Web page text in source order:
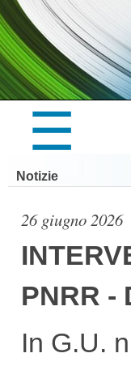
☰
×
LA
Notizie
26 giugno 2026
PNRR -
In G.U.